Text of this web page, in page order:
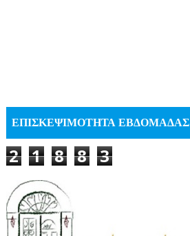
ΕΠΙΣΚΕΨΙΜΟΤΗΤΑ ΕΒΔΟΜΑΔΑΣ
2 1 8 8 3